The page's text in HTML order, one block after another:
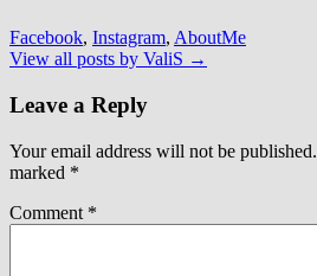
Facebook, Instagram, AboutMe
View all posts by ValiS →
Leave a Reply
Your email address will not be published.
marked *
Comment *